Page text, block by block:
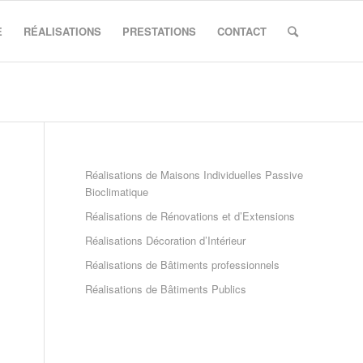
RÉALISATIONS PRESTATIONS CONTACT
Réalisations de Maisons Individuelles Passive
Bioclimatique
Réalisations de Rénovations et d’Extensions
Réalisations Décoration d’Intérieur
Réalisations de Bâtiments professionnels
Réalisations de Bâtiments Publics